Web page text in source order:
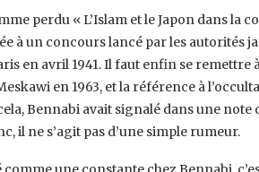
perdu « L’Islam et le Japon dans la
à un concours lancé par les autorités
en avril 1941. Il ‎faut enfin se remettre
en 1963, et la référence à
Bennabi avait signalé dans une note
il ne s’agit pas d’une simple ‎rumeur.‎